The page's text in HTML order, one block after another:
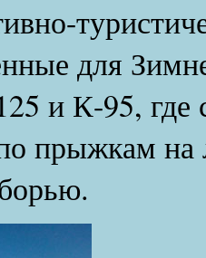
для
и К-95, где
прыжкам